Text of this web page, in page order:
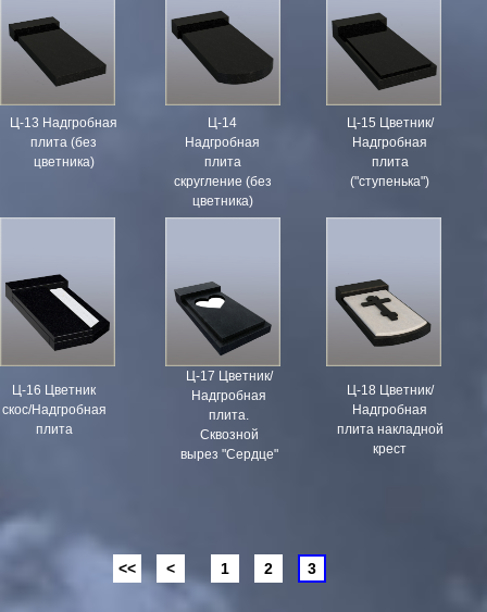
1 2 3
<
Ц-13 Надгробная
плита (без
цветника)
Ц-14
Надгробная
плита
скругление (без
цветника)
Ц-15 Цветник/
Надгробная
плита
("ступенька")
Ц-16 Цветник
скос/Надгробная
плита
Ц-18 Цветник/
Надгробная
плита накладной
крест
Ц-17 Цветник/
Надгробная
плита.
Сквозной
вырез "Сердце"
<<